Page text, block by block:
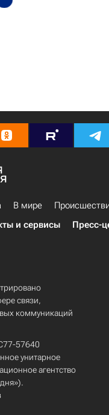
В мире
и сервисы Пресс-
связи,
коммуникаций
57640
унитарное
агентство